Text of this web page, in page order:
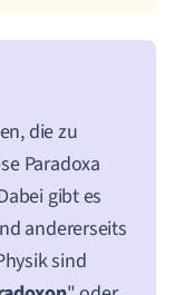
die zu
Paradoxa
gibt es
andererseits
sind